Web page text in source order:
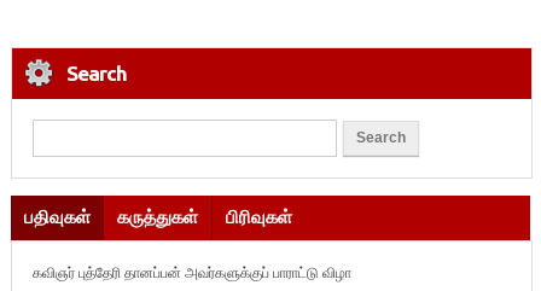
Search
பதிவுகள் கருத்துகள் பிரிவுகள்
கவிஞர் புத்தேரி தானப்பன் அவர்களுக்குப் பாராட்டு விழா